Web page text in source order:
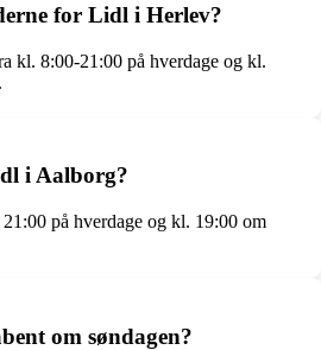
for Lidl i Herlev?
kl. 8:00-21:00 på hverdage og kl.
i Aalborg?
på hverdage og kl. 19:00 om
om søndagen?